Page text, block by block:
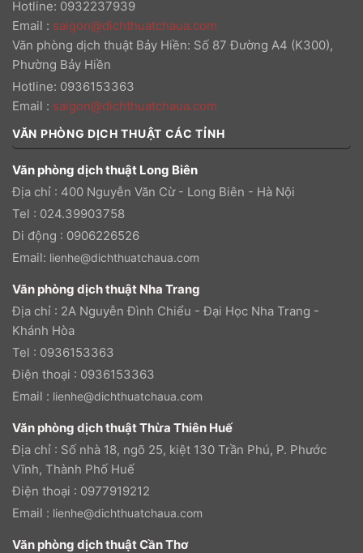
Hotline: 0932237939
Email : saigon@dichthuatchaua.com
Văn phòng dịch thuật Bảy Hiền: Số 87 Đường A4 (K300),
Phường Bảy Hiền
Hotline: 0936153363
Email : saigon@dichthuatchaua.com
VĂN PHÒNG DỊCH THUẬT CÁC TỈNH
Văn phòng dịch thuật Long Biên
Địa chỉ : 400 Nguyễn Văn Cừ - Long Biên - Hà Nội
Tel : 024.39903758
Di động : 0906226526
Email: lienhe@dichthuatchaua.com
Văn phòng dịch thuật Nha Trang
Địa chỉ : 2A Nguyễn Đình Chiểu - Đại Học Nha Trang -
Khánh Hòa
Tel : 0936153363
Điện thoại : 0936153363
Email : lienhe@dichthuatchaua.com
Văn phòng dịch thuật Thừa Thiên Huế
Địa chỉ : Số nhà 18, ngõ 25, kiệt 130 Trần Phú, P. Phước
Vĩnh, Thành Phố Huế
Điện thoại : 0977919212
Email : lienhe@dichthuatchaua.com
Văn phòng dịch thuật Cần Thơ